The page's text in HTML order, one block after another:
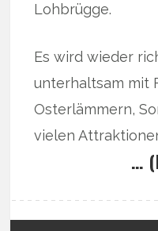
Lohbrügge.
Es wird wieder
unterhaltsam mit
Osterlämmern,
vielen
…